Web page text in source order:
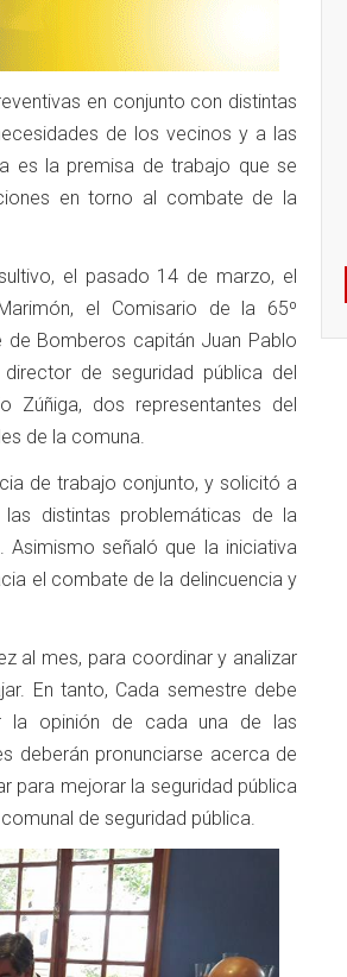
en conjunto con distintas
de los vecinos y a las
es la premisa de trabajo que se
en torno al combate de la
el pasado 14 de marzo, el
el Comisario de la 65º
de Bomberos capitán Juan Pablo
de seguridad pública del
Zúñiga, dos representantes del
de la comuna.
de trabajo conjunto, y solicitó a
distintas problemáticas de la
Asimismo señaló que la iniciativa
el combate de la delincuencia y
al mes, para coordinar y analizar
En tanto, Cada semestre debe
la opinión de cada una de las
deberán pronunciarse acerca de
para mejorar la seguridad pública
de seguridad pública.